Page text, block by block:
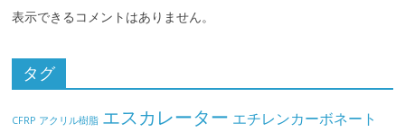
表示できるコメントはありません。
タグ
CFRP アクリル樹脂 エスカレーター エチレンカーボネート